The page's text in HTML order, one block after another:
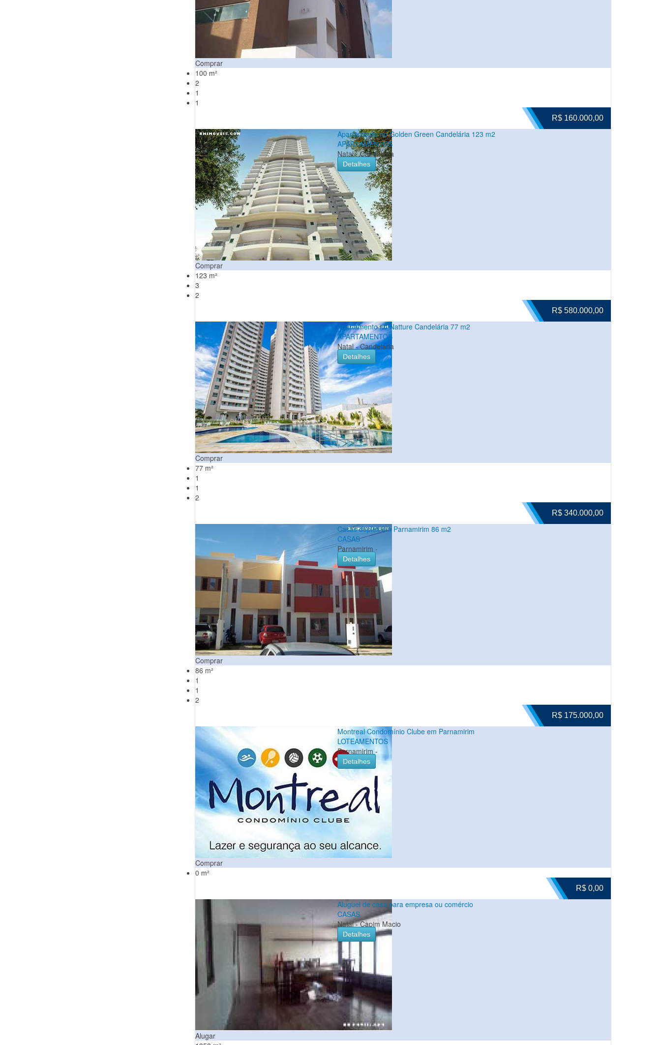
Comprar
100 m²
2
1
1
R$ 160.000,00
Comprar
Apartamento no Golden Green Candelária 123 m2
APARTAMENTOS
Natal - Candelária
Detalhes
123 m²
3
2
R$ 580.000,00
Comprar
Apartamento no Natture Candelária 77 m2
APARTAMENTOS
Natal - Candelária
Detalhes
77 m²
1
1
2
R$ 340.000,00
Comprar
Casas duplex em Parnamirim 86 m2
CASAS
Parnamirim -
Detalhes
86 m²
1
1
2
R$ 175.000,00
Comprar
Montreal Condomínio Clube em Parnamirim
LOTEAMENTOS
Parnamirim -
Detalhes
0 m²
R$ 0,00
Alugar
Aluguel de casa para empresa ou comércio
CASAS
Natal - Capim Macio
Detalhes